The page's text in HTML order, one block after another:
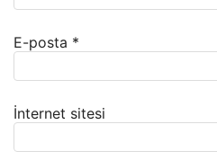
E-posta *
İnternet sitesi